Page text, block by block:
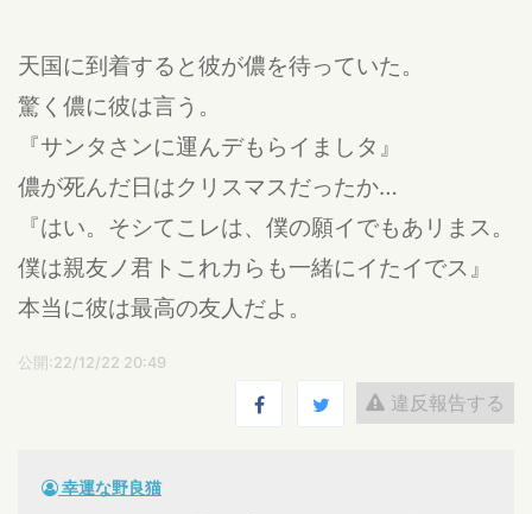
天国に到着すると彼が儂を待っていた。
驚く儂に彼は言う。
『サンタさンに運んデもらイましタ』
儂が死んだ日はクリスマスだったか…
『はい。そシてこレは、僕の願イでもあリまス。
僕は親友ノ君トこれカらも一緒にイたイでス』
本当に彼は最高の友人だよ。
公開:22/12/22 20:49
違反報告する
幸運な野良猫